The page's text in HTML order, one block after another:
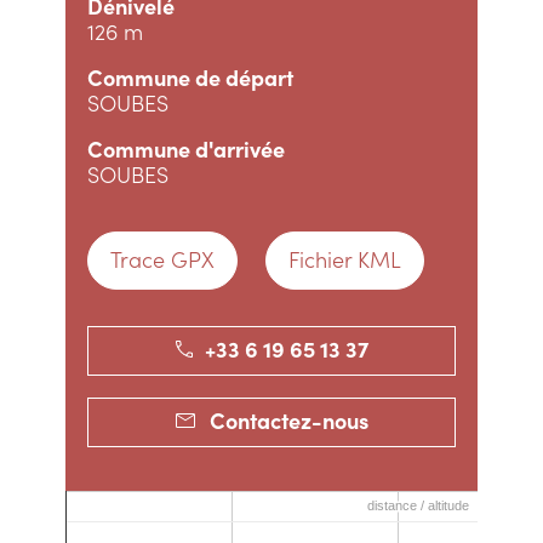
126 m
Commune de départ
SOUBES
Commune d'arrivée
SOUBES
Trace GPX Fichier KML
+33 6 19 65 13 37
Contactez-nous
distance / altitude
distance / altitude